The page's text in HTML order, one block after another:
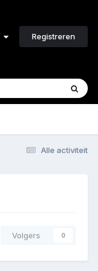
Registreren
Alle activiteit
Volgers 0